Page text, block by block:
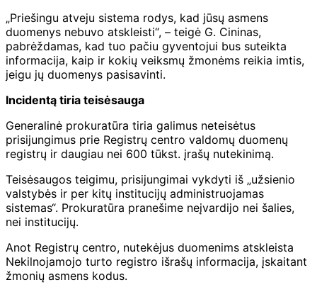
„Priešingu atveju sistema rodys, kad jūsų asmens
duomenys nebuvo atskleisti“, – teigė G. Cininas,
pabrėždamas, kad tuo pačiu gyventojui bus suteikta
informacija, kaip ir kokių veiksmų žmonėms reikia imtis,
jeigu jų duomenys pasisavinti.
Incidentą tiria teisėsauga
Generalinė prokuratūra tiria galimus neteisėtus
prisijungimus prie Registrų centro valdomų duomenų
registrų ir daugiau nei 600 tūkst. įrašų nutekinimą.
Teisėsaugos teigimu, prisijungimai vykdyti iš „užsienio
valstybės ir per kitų institucijų administruojamas
sistemas“. Prokuratūra pranešime neįvardijo nei šalies,
nei institucijų.
Anot Registrų centro, nutekėjus duomenims atskleista
Nekilnojamojo turto registro išrašų informacija, įskaitant
žmonių asmens kodus.